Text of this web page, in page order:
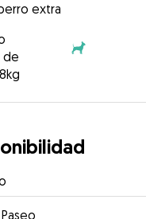
extra
de